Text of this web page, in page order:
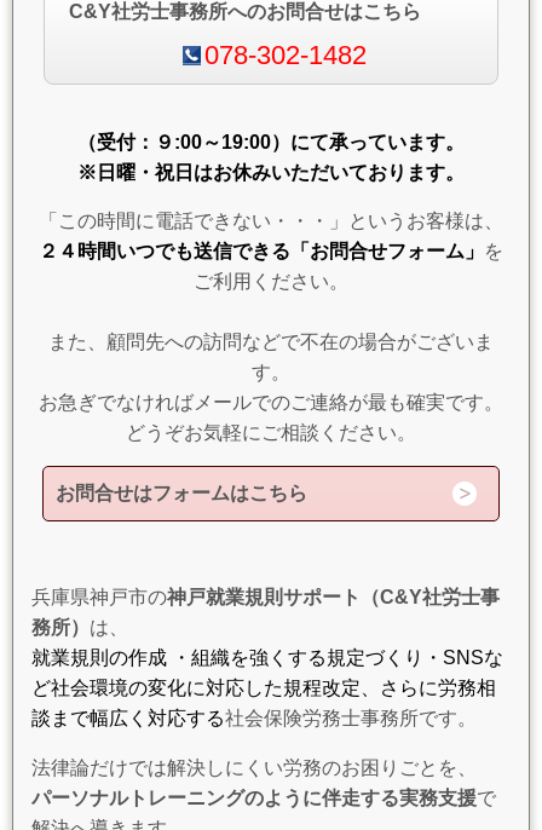
C&Y社労士事務所へのお問合せはこちら
078-302-1482
（受付：９:00～19:00）にて承っています。
※日曜・祝日はお休みいただいております。
「この時間に電話できない・・・」というお客様は、
２４時間いつでも送信できる「お問合せフォーム」 を
ご利用ください。
また、顧問先への訪問などで不在の場合がございま
す。
お急ぎでなければメールでのご連絡が最も確実です。
どうぞお気軽にご相談ください。
お問合せはフォームはこちら
兵庫県神戸市の神戸就業規則サポート（C&Y社労士事
務所） は、
就業規則の作成 ・組織を強くする規定づくり・SNSな
ど社会環境の変化に対応した規程改定、さらに労務相
談まで幅広く対応する社会保険労務士事務所です。
法律論だけでは解決しにくい労務のお困りごとを、
パーソナルトレーニングのように伴走する実務支援で